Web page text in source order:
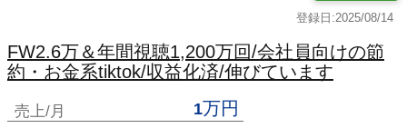
登録日:2025/08/14
FW2.6万＆年間視聴1,200万回/会社員向けの節
約・お金系tiktok/収益化済/伸びています
売上/月 1万円